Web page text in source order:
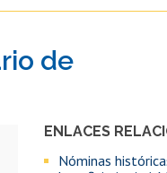
de
ENLACES
Nóminas